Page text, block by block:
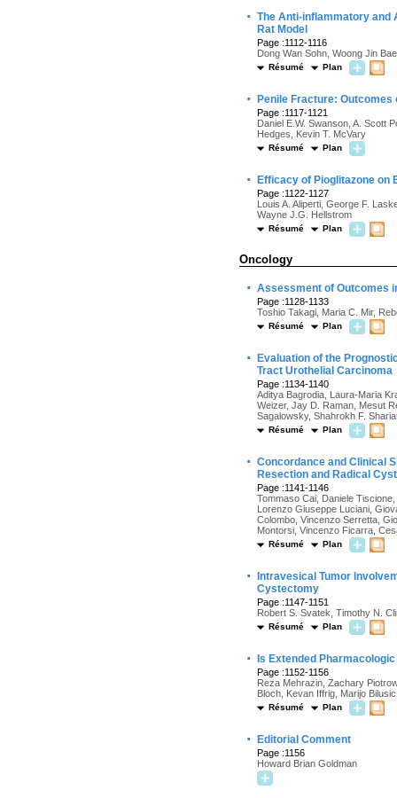
· The Anti-inflammatory and
Rat Model
Page :1112-1116
Dong Wan Sohn, Woong Jin
Résumé Plan
· Penile Fracture:
Page :1117-1121
Daniel E.W. Swanson, A. Scott
Hedges, Kevin T. McVary
Résumé Plan
· Efficacy of Pioglitazone on
Page :1122-1127
Louis A. Aliperti, George F.
Wayne J.G. Hellstrom
Résumé Plan
Oncology
· Assessment of Outcomes
Page :1128-1133
Toshio Takagi, Maria C. Mir,
Résumé Plan
·
Evaluation of the
Tract Urothelial Carcinoma
Page :1134-1140
Aditya Bagrodia, Laura-Maria
Weizer, Jay D. Raman, Mesut
Sagalowsky, Shahrokh F.
Résumé Plan
· Concordance and Clinical
Resection and Radical
Page :1141-1146
Tommaso Cai, Daniele
Lorenzo Giuseppe Luciani,
Colombo, Vincenzo Serretta,
Montorsi, Vincenzo Ficarra,
Résumé Plan
·
Intravesical Tumor
Cystectomy
Page :1147-1151
Robert S. Svatek, Timothy N.
Résumé Plan
· Is Extended
Page :1152-1156
Reza Mehrazin, Zachary
Bloch, Kevan Iffrig, Marijo
Résumé Plan
· Editorial Comment
Page :1156
Howard Brian Goldman